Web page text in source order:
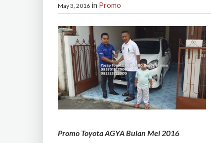
May 3, 2016 in Promo
Promo Toyota AGYA Bulan Mei 2016